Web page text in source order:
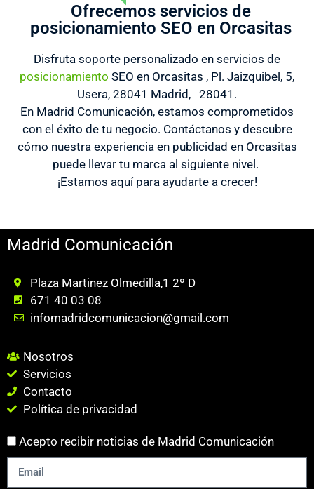
Ofrecemos servicios de
posicionamiento SEO en Orcasitas
Disfruta soporte personalizado en servicios de
posicionamiento SEO en Orcasitas , Pl. Jaizquibel, 5,
Usera, 28041 Madrid, 28041.
En Madrid Comunicación, estamos comprometidos
con el éxito de tu negocio. Contáctanos y descubre
cómo nuestra experiencia en publicidad en Orcasitas
puede llevar tu marca al siguiente nivel.
¡Estamos aquí para ayudarte a crecer!
Madrid Comunicación
Plaza Martinez Olmedilla,1 2º D
671 40 03 08
infomadridcomunicacion@gmail.com
Nosotros
Servicios
Contacto
Política de privacidad
Acepto recibir noticias de Madrid Comunicación